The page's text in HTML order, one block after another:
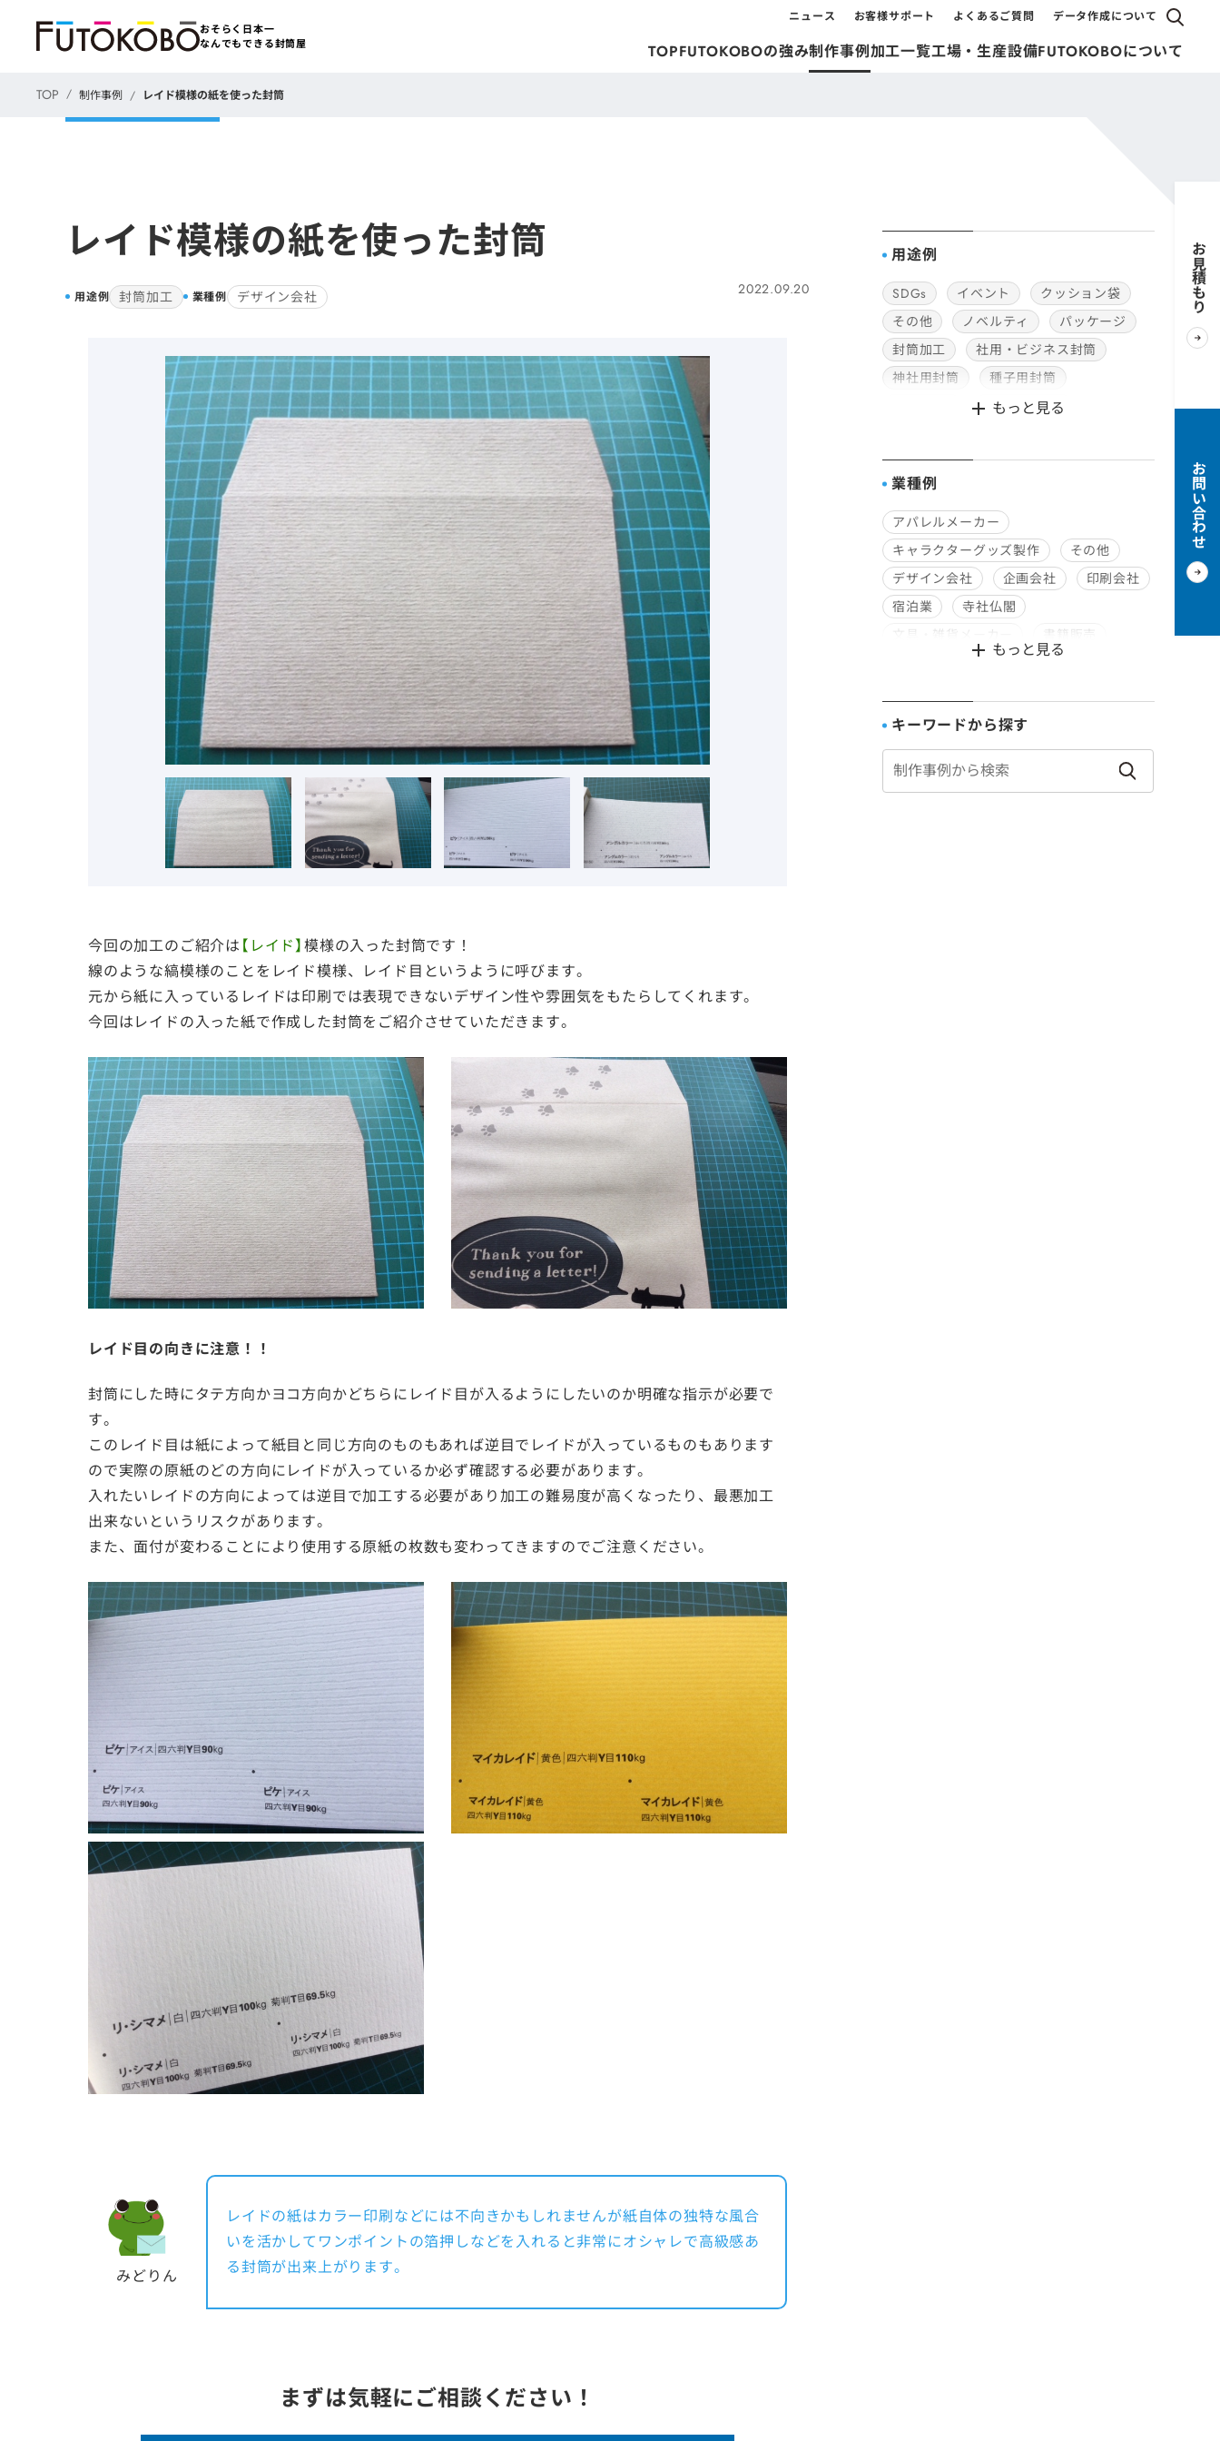
おそらく日本一
なんでもできる封筒屋
ニュース お客様サポート よくあるご質問 データ作成について
TOPFUTOKOBOの強み制作事例加工一覧工場・生産設備FUTOKOBOについて
TOP 制作事例 レイド模様の紙を使った封筒
レイド模様の紙を使った封筒
用途例 封筒加工 業種例 デザイン会社 2022.09.20
今回の加工のご紹介は 【レイド】模様の入った封筒です！
線のような縞模様のことをレイド模様、レイド目というように呼びます。
元から紙に入っているレイドは印刷では表現できないデザイン性や雰囲気をもたらしてくれます。
今回はレイドの入った紙で作成した封筒をご紹介させていただきます。
レイド目の向きに注意！！
封筒にした時にタテ方向かヨコ方向かどちらにレイド目が入るようにしたいのか明確な指示が必要で
す。
このレイド目は紙によって紙目と同じ方向のものもあれば逆目でレイドが入っているものもあります
ので実際の原紙のどの方向にレイドが入っているか必ず確認する必要があります。
入れたいレイドの方向によっては逆目で加工する必要があり加工の難易度が高くなったり、最悪加工
出来ないというリスクがあります。
また、面付が変わることにより使用する原紙の枚数も変わってきますのでご注意ください。
みどりん
レイドの紙はカラー印刷などには不向きかもしれませんが紙自体の独特な風合
いを活かしてワンポイントの箔押しなどを入れると非常にオシャレで高級感あ
る封筒が出来上がります。
まずは気軽にご相談ください！
用途例
SDGs イベント
クッション袋
その他
ノベルティ
パッケージ
封筒加工
社用・ビジネス封筒
神社用封筒
種子用封筒
配送・郵送用
もっと見る
業種例
アパレルメーカー
キャラクターグッズ製作
その他
デザイン会社
企画会社
印刷会社
宿泊業
寺社仏閣
文具・雑貨メーカー
書籍販売
行政
観光業
もっと見る
キーワードから探す
お見積もり
お問い合わせ